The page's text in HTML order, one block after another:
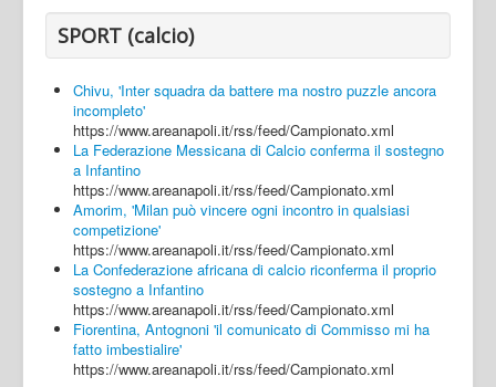
SPORT (calcio)
Chivu, 'Inter squadra da battere ma nostro puzzle ancora
incompleto'
https://www.areanapoli.it/rss/feed/Campionato.xml
La Federazione Messicana di Calcio conferma il sostegno
a Infantino
https://www.areanapoli.it/rss/feed/Campionato.xml
Amorim, 'Milan può vincere ogni incontro in qualsiasi
competizione'
https://www.areanapoli.it/rss/feed/Campionato.xml
La Confederazione africana di calcio riconferma il proprio
sostegno a Infantino
https://www.areanapoli.it/rss/feed/Campionato.xml
Fiorentina, Antognoni 'il comunicato di Commisso mi ha
fatto imbestialire'
https://www.areanapoli.it/rss/feed/Campionato.xml